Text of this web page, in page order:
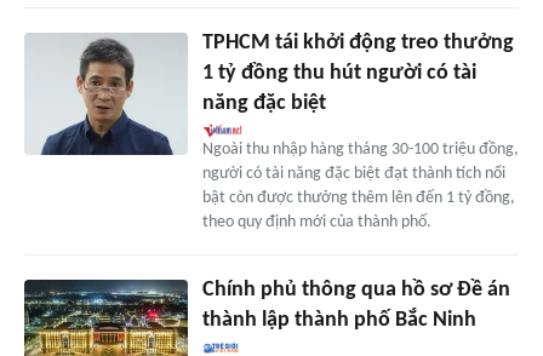
TPHCM tái khởi động treo thưởng
1 tỷ đồng thu hút người có tài
năng đặc biệt
Ngoài thu nhập hàng tháng 30-100 triệu đồng,
người có tài năng đặc biệt đạt thành tích nổi
bật còn được thưởng thêm lên đến 1 tỷ đồng,
theo quy định mới của thành phố.
Chính phủ thông qua hồ sơ Đề án
thành lập thành phố Bắc Ninh